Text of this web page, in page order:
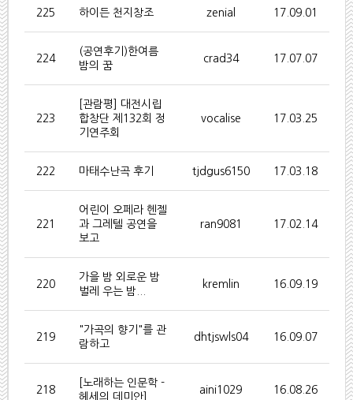
225 하이든 천지창조 zenial 17.09.01
224
(공연후기)한여름
밤의 꿈
crad34 17.07.07
223
[관람평] 대전시립
합창단 제132회 정
기연주회
vocalise 17.03.25
222 마태수난곡 후기 tjdgus6150 17.03.18
221
어린이 오페라 헨젤
과 그레텔 공연을
보고
ran9081 17.02.14
220
가을 밤 외로운 밤
벌레 우는 밤...
kremlin 16.09.19
219
"가곡의 향기"를 관
람하고
dhtjswls04 16.09.07
218
[노래하는 인문학 -
헤세의 데미안]
aini1029 16.08.26